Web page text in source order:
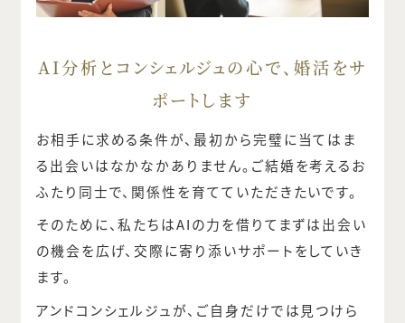
AI分析とコンシェルジュの心で、婚活をサ
ポートします
お相手に求める条件が、最初から完璧に当てはま
る出会いはなかなかありません。ご結婚を考えるお
ふたり同士で、関係性を育てていただきたいです。
そのために、私たちはAIの力を借りてまずは出会い
の機会を広げ、交際に寄り添いサポートをしていき
ます。
アンドコンシェルジュが、ご自身だけでは見つけら